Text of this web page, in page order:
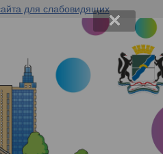
для слабовидящих